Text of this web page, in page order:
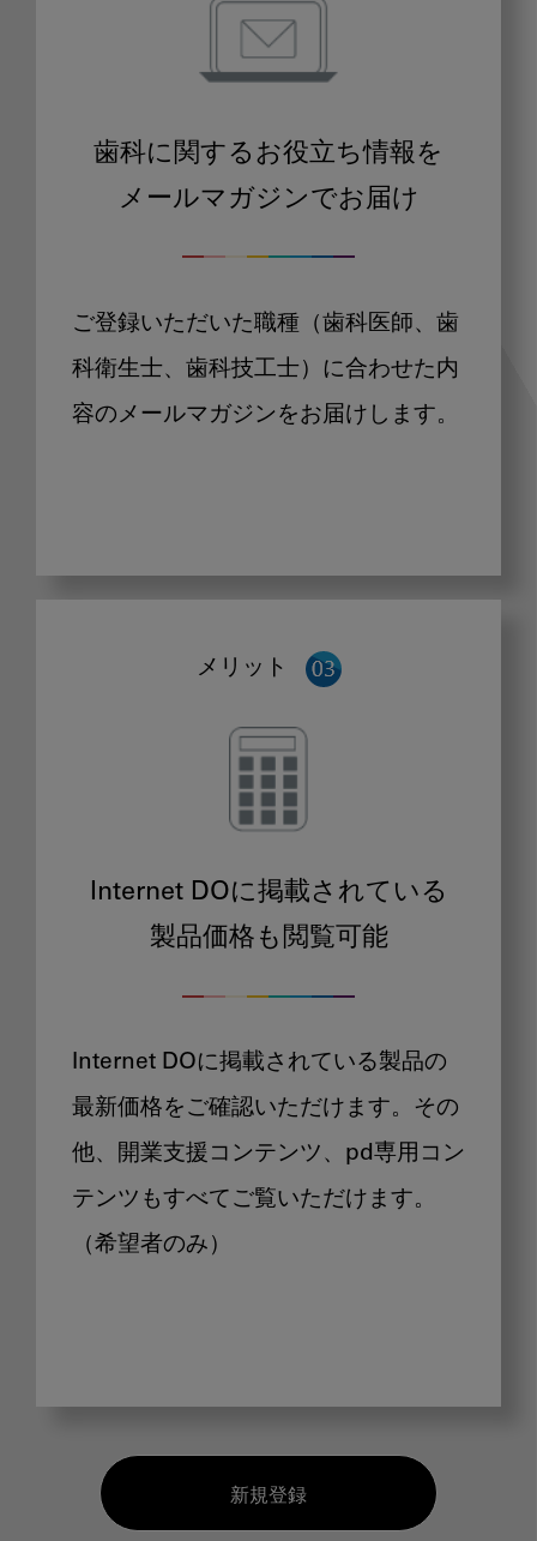
歯科に関するお役立ち情報を
メールマガジンでお届け
ご登録いただいた職種（歯科医師、歯
科衛生士、歯科技工士）に合わせた内
容のメールマガジンをお届けします。
メリット
Internet DOに掲載されている
製品価格も閲覧可能
Internet DOに掲載されている製品の
最新価格をご確認いただけます。その
他、開業支援コンテンツ、pd専用コン
テンツもすべてご覧いただけます。
（希望者のみ）
新規登録